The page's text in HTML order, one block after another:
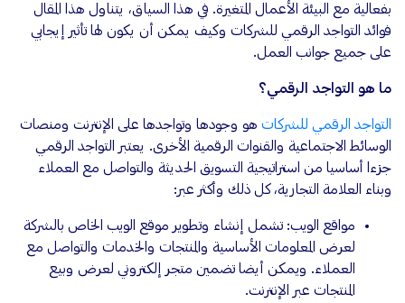
بفعالية مع البيئة الأعمال المتغيرة. في هذا السياق، يتناول هذا المقال
فوائد التواجد الرقمي للشركات وكيف يمكن أن يكون لها تأثير إيجابي
على جميع جوانب العمل.
ما هو التواجد الرقمي؟
التواجد الرقمي للشركات هو وجودها وتواجدها على الإنترنت ومنصات
الوسائط الاجتماعية والقنوات الرقمية الأخرى. يعتبر التواجد الرقمي
جزءا أساسيا من استراتيجية التسويق الحديثة والتواصل مع العملاء
وبناء العلامة التجارية، كل ذلك وأكثر عبر:
مواقع الويب: تشمل إنشاء وتطوير موقع الويب الخاص بالشركة
لعرض المعلومات الأساسية والمنتجات والخدمات والتواصل مع
العملاء. ويمكن أيضا تضمين متجر إلكتروني لعرض وبيع
المنتجات عبر الإنترنت.